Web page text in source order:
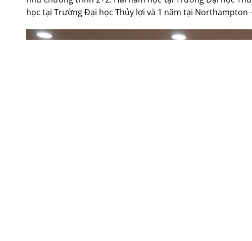
học tại Trường Đại học Thủy lợi và 1 năm tại Northampton